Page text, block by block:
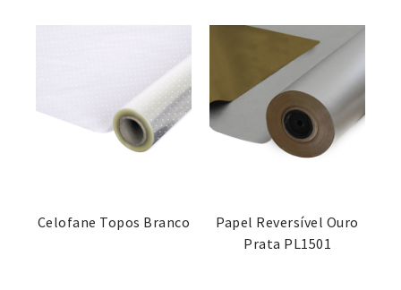
Celofane Topos Branco
Papel Reversível Ouro
Prata PL1501